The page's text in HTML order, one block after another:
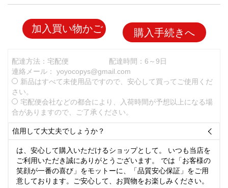
加入買い物かご 購入手続きへ
配達方法：宅配便
配達時間：6～9日
連絡メール： yoyocopys@gmail.com
新品はすべて未使用品ですので、安心して買ってご使用くだ
さい。
宅配便会社などの都合により、入荷時間が予想以上になる場
合がありますので、ご了承ください。
信用して大丈夫でしょうか？ 
は、安心して購入いただけるショップとして。 いつも当店を
ご利用いただき誠にありがとうございます。 では「お客様の
笑顔が一番の喜び」をモットーに、「品質安心保証」をご用
意しております。ご安心して、お買物をお楽しみください。